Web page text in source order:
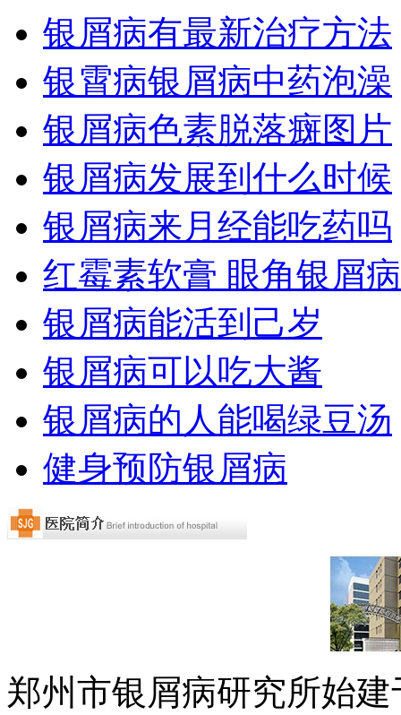
银屑病有最新治疗方法
银霄病银屑病中药泡澡
银屑病色素脱落癍图片
银屑病发展到什么时候
银屑病来月经能吃药吗
红霉素软膏 眼角银屑病
银屑病能活到己岁
银屑病可以吃大酱
银屑病的人能喝绿豆汤
健身预防银屑病
郑州市银屑病研究所始